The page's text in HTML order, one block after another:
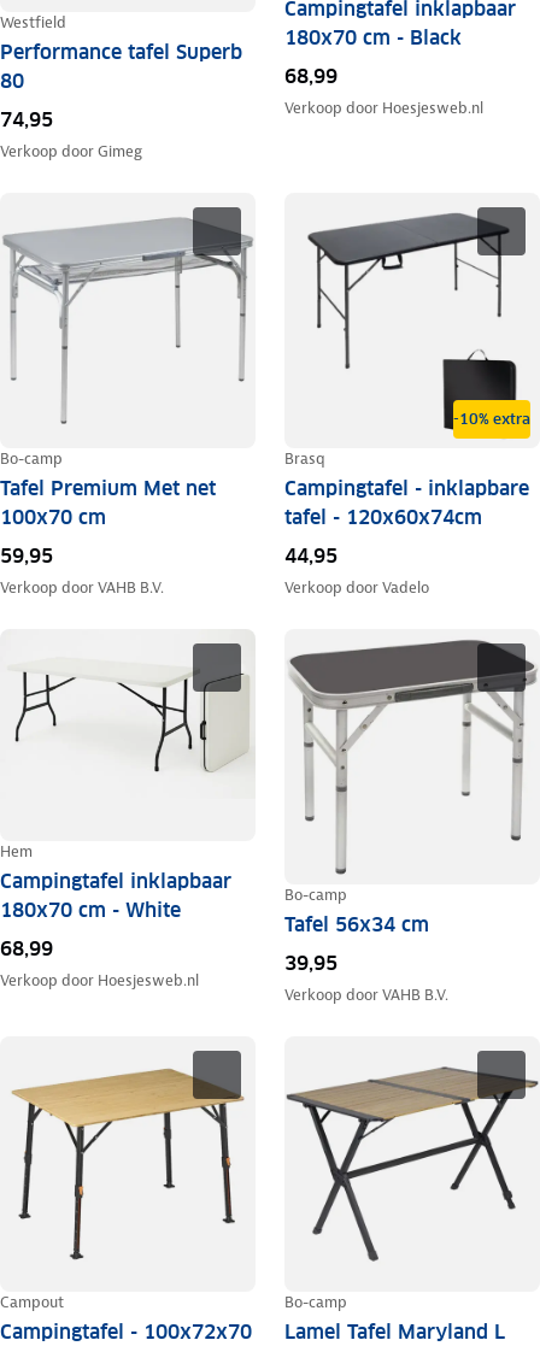
Westfield
Performance tafel Superb
80
74,95
Verkoop doorGimeg
Campingtafel inklapbaar
180x70 cm - Black
68,99
Verkoop door Hoesjesweb.nl
Bo-camp
Tafel Premium Met net
100x70 cm
59,95
Verkoop doorVAHB B.V.
-10% extra
Brasq
Campingtafel - inklapbare
tafel - 120x60x74cm
44,95
Verkoop doorVadelo
Hem
Campingtafel inklapbaar
180x70 cm - White
68,99
Verkoop door Hoesjesweb.nl
Bo-camp
Tafel 56x34 cm
39,95
Verkoop doorVAHB B.V.
Campout
Campingtafel - 100x72x70
Bo-camp
Lamel Tafel Maryland L